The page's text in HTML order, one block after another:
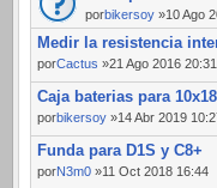
porbikersoy »10 Ago
Medir la resistencia
porCactus »21 Ago 2016 20:31
Caja baterias para
porbikersoy »14 Abr 2019
Funda para D1S y C8+
porN3m0 »11 Oct 2018 16:44